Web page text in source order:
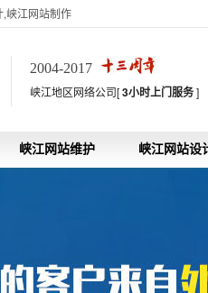
峡江网站制作
2004-2017
峡江地区网络公司[3小时上门服务]
峡江网站维护 峡江网站设